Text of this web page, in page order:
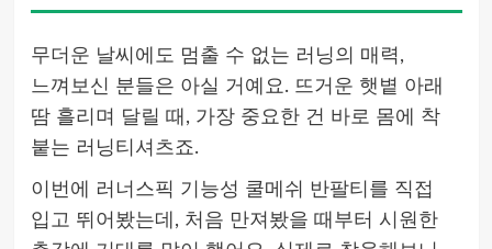
무더운 날씨에도 멈출 수 없는 러닝의 매력,
느껴보신 분들은 아실 거예요. 뜨거운 햇볕 아래
땀 흘리며 달릴 때, 가장 중요한 건 바로 몸에 착
붙는 러닝티셔츠죠.
이번에 러너스픽 기능성 쿨메쉬 반팔티를 직접
입고 뛰어봤는데, 처음 만져봤을 때부터 시원한